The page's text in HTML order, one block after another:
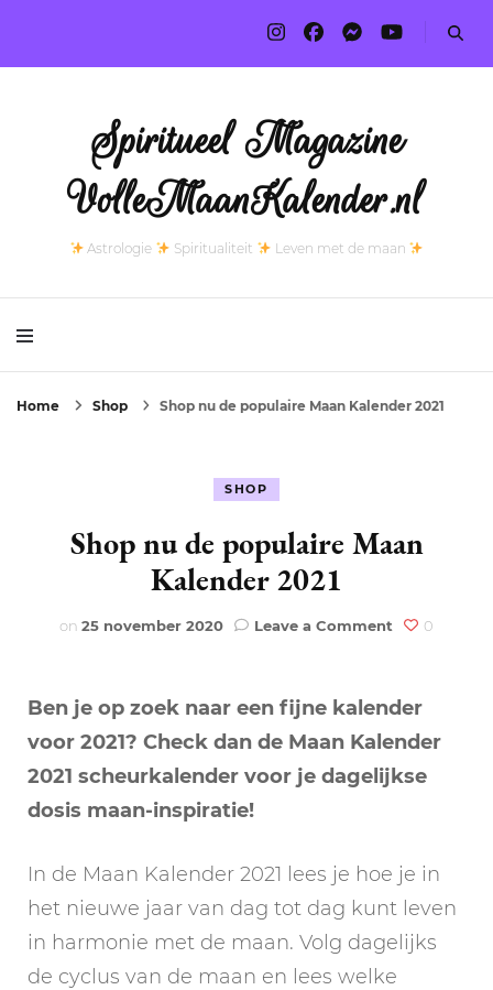
Spiritueel Magazine
VolleMaanKalender.nl
Astrologie Spiritualiteit Leven met de maan
Home Shop Shop nu de populaire Maan Kalender 2021
SHOP
Shop nu de populaire Maan
Kalender 2021
on 25 november 2020 Leave a Comment on
populaire
Maan
2021
0
Ben je op zoek naar een fijne kalender
voor 2021? Check dan de Maan Kalender
2021 scheurkalender voor je dagelijkse
dosis maan-inspiratie!
In de Maan Kalender 2021 lees je hoe je in
het nieuwe jaar van dag tot dag kunt leven
in harmonie met de maan. Volg dagelijks
de cyclus van de maan en lees welke